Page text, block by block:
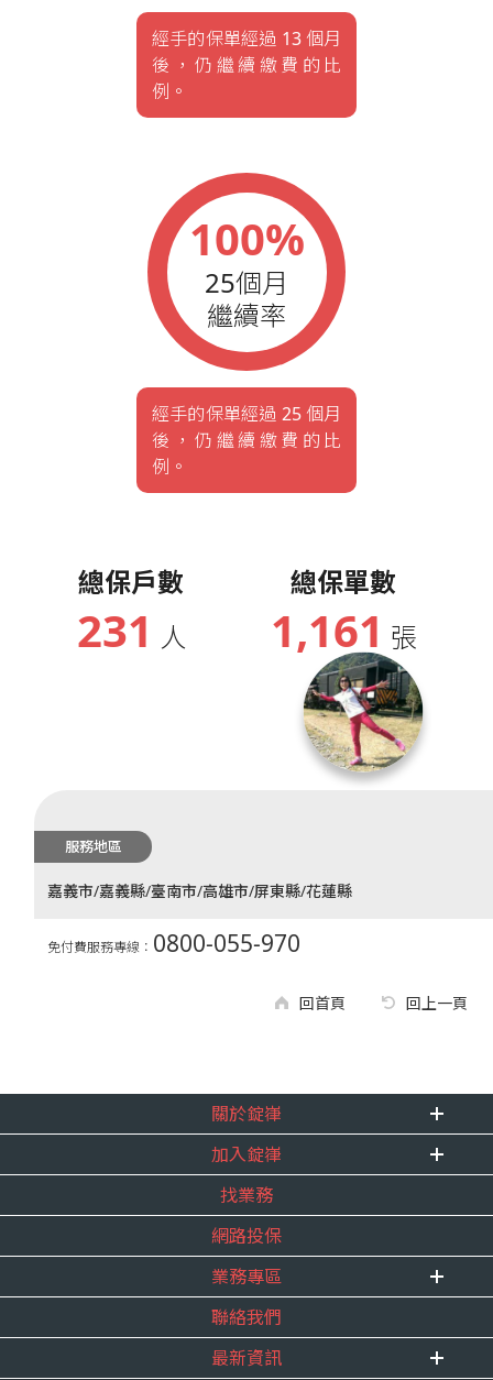
經手的保單經過 13 個月
後，仍繼續繳費的比
例。
100%
25個月
繼續率
經手的保單經過 25 個月
後，仍繼續繳費的比
例。
總保戶數
231 人
總保單數
1,161 張
服務地區
嘉義市/嘉義縣/臺南市/高雄市/屏東縣/花蓮縣
免付費服務專線： 0800-055-970
回首頁 回上一頁
關於錠嵂
企業資訊
重要事跡
得獎紀錄
服務宣言
合作夥伴
加入錠嵂
內勤招聘
精英招募
年度增員計畫
找業務
網路投保
業務專區
E 線資源網
聯絡我們
最新資訊